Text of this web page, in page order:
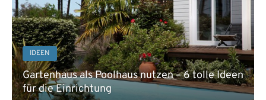
IDEEN
Gartenhaus als Poolhaus nutzen – 6 tolle Ideen
für die Einrichtung